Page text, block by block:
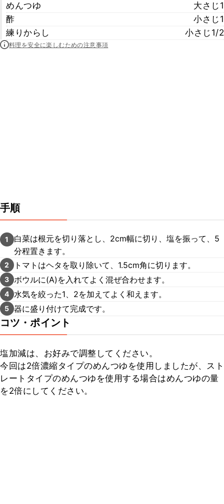
めんつゆ
大さじ1
酢
小さじ1
練りからし
小さじ1/2
料理を安全に楽しむための注意事項
手順
1
白菜は根元を切り落とし、2cm幅に切り、塩を振って、5
分程置きます。
2 トマトはヘタを取り除いて、1.5cm角に切ります。
3 ボウルに(A)を入れてよく混ぜ合わせます。
4 水気を絞った1、2を加えてよく和えます。
5 器に盛り付けて完成です。
コツ・ポイント
塩加減は、お好みで調整してください。
今回は2倍濃縮タイプのめんつゆを使用しましたが、スト
レートタイプのめんつゆを使用する場合はめんつゆの量
を2倍にしてください。